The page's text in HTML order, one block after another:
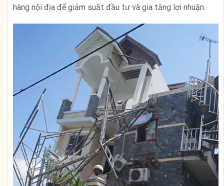
hàng nội địa để giảm suất đầu tư và gia tăng lợi nhuận.